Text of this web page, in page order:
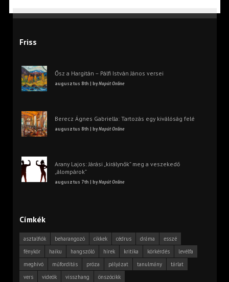
Friss
Ősz a Hargitán – Pálfi István János versei
augusztus 8th | byNapút Online
Berecz Ágnes Gabriella: Tartozás egy kiválóság felé
augusztus 8th | byNapút Online
Arany Lajos: Járási „királynők” meg a veszekedő
„álompárok”
augusztus 7th | byNapút Online
Címkék
asztalfiók beharangozó cikkek cédrus dráma
esszé
fénykör
haiku hangszóló hírek kritika körkérdés
levélfa
meghívó
műfordítás próza pályázat tanulmány
tárlat
vers
videók visszhang önszócikk